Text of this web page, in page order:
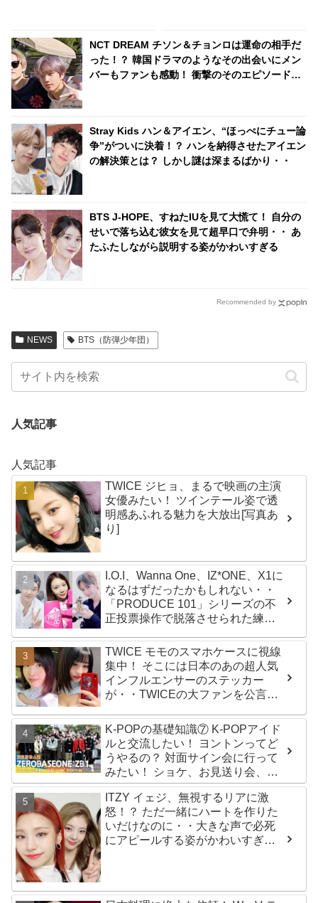
NCT DREAM チソン＆チョンロは運命の相手だ
った！？ 韓国ドラマのようなその出会いにメン
バーもファンも感動！ 衝撃のそのエピソードと
Stray Kids ハン＆アイエン、“ほっぺにチュー論
争”がついに決着！？ ハンを納得させたアイエン
の解決策とは？ しかし謎は深まるばかり・・
BTS J-HOPE、すねたIUを見て大慌て！ 自分の
せいで落ち込む彼女を見て超早口で弁明・・ あ
たふたしながら説明する姿がかわいすぎる
Recommended by
NEWS BTS（防弾少年団）
人気記事
人気記事
TWICE ジヒョ、まるで映画の主演
女優みたい！ ツインテール姿で透
明感あふれる魅力を大放出[写真あ
り]
I.O.I、Wanna One、IZ*ONE、X1に
なるはずだったかもしれない・・
「PRODUCE 101」シリーズの不
正投票操作で脱落させられた練習
TWICE モモのスマホケースに視線
集中！ そこには日本のあの超人気
インフルエンサーのステッカー
が・・TWICEの大ファンを公言す
「成功したファン」だと話題沸騰
K-POPの基礎知識⑦ K-POPアイド
ルと交流したい！ ヨントンってど
うやるの？ 対面サイン会に行って
みたい！ ショケ、お見送り会、握
手会・・・リリースイベントあれ
これを紹介
ITZY イェジ、無視するリアに激
怒！？ ただ一緒にハートを作りた
いだけなのに・・大きな声で必死
にアピールする姿がかわいすぎる